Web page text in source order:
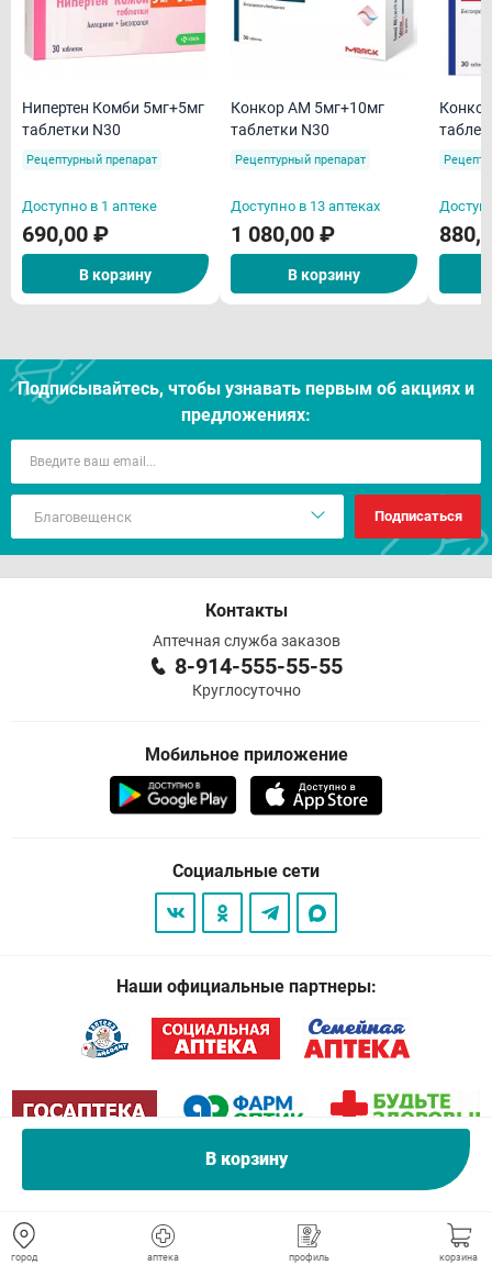
город аптека профиль корзина
В корзину
Нипертен Комби 5мг+5мг
таблетки N30
Рецептурный препарат
Доступно в 1 аптеке
690,00 ₽
В корзину
Конкор АМ 5мг+10мг
таблетки N30
Рецептурный препарат
Доступно в 13 аптеках
1 080,00 ₽
В корзину
Конкор АМ
Подписывайтесь, чтобы узнавать первым об акцияx и
предложениях:
Подписаться
Контакты
Аптечная служба заказов
8-914-555-55-55
Круглосуточно
Мобильное приложение
Социальные сети
Наши официальные партнеры: